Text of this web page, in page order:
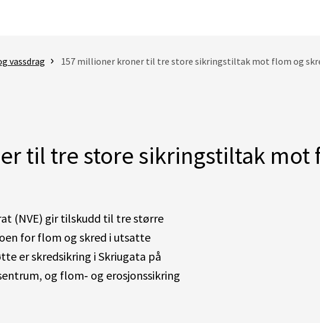
vassdrag 157 millioner kroner til tre store sikringstiltak mot flom og
til tre store sikringstiltak mot
(NVE) gir tilskudd til tre større
for flom og skred i utsatte
er skredsikring i Skriugata på
og flom‑ og erosjonssikring